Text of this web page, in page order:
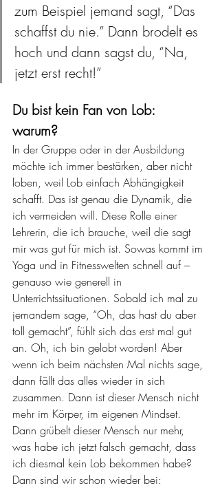
zum Beispiel jemand sagt, “Das
schaffst du nie.” Dann brodelt es
hoch und dann sagst du, “Na,
jetzt erst recht!”
Du bist kein Fan von Lob:
warum?
In der Gruppe oder in der Ausbildung
möchte ich immer bestärken, aber nicht
loben, weil Lob einfach Abhängigkeit
schafft. Das ist genau die Dynamik, die
ich vermeiden will. Diese Rolle einer
Lehrerin, die ich brauche, weil die sagt
mir was gut für mich ist. Sowas kommt im
Yoga und in Fitnesswelten schnell auf –
genauso wie generell in
Unterrichtssituationen. Sobald ich mal zu
jemandem sage, “Oh, das hast du aber
toll gemacht”, fühlt sich das erst mal gut
an. Oh, ich bin gelobt worden! Aber
wenn ich beim nächsten Mal nichts sage,
dann fällt das alles wieder in sich
zusammen. Dann ist dieser Mensch nicht
mehr im Körper, im eigenen Mindset.
Dann grübelt dieser Mensch nur mehr,
was habe ich jetzt falsch gemacht, dass
ich diesmal kein Lob bekommen habe?
Dann sind wir schon wieder bei: